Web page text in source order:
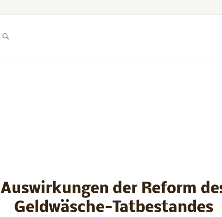
Auswirkungen der Reform
Geldwäsche-Tatbestandes